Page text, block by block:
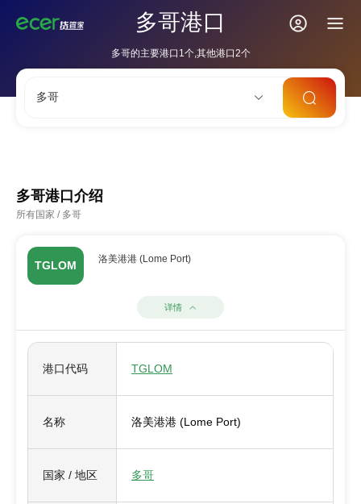
多哥港口
多哥的主要港口1个,其他港口2个
多哥
多哥港口介绍
所有国家 / 多哥
TGLOM 洛美港港 (Lome Port)
详情
港口代码 TGLOM
名称 洛美港港 (Lome Port)
国家 / 地区 多哥